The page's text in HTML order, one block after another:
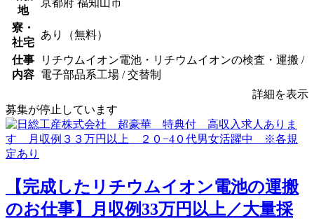
地
寮・
社宅
あり（無料）
仕事
内容
リチウムイオン電池・リチウムイオンの検査・運搬 /
電子部品系工場 / 交替制
詳細を表示
募集が停止しています
【完成したリチウムイオン電池の運搬
のお仕事】月収例33万円以上／大量採